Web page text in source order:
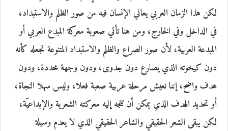
لكن هذا الزمان العربي يعاني الإنسان فيه من صور الظلم والاستبداد،
في الداخل وفي الخارج، ومن هنا تأتي صعوبة معركة المبدع العربي أو
المبدعة العربية، لأن صور الصراع والظلم والاستبداد المتنوعة تجعله كأنه
دون كيخوته الذي يصارع دون جدوى، ودون وجهة محددة، ودون
هدف واضح، إننا نعيش مرحلة عربية صعبة فعلا، وليس سهلا النجاة،
أو تحديد الهدف الذي يمكن أن تتجه إليه معركته الشعرية والإبداعيّة،
لكن يبقى الشعر الحقيقي والشاعر الحقيقي الذي لا يعدم وسيلة